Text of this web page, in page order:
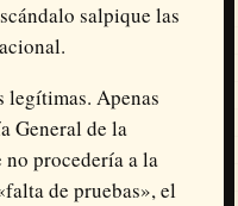
salpique las
legítimas. Apenas
General de la
procedería a la
de pruebas», el